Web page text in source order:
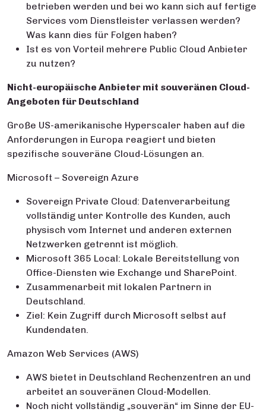
betrieben werden und bei wo kann sich auf fertige
Services vom Dienstleister verlassen werden?
Was kann dies für Folgen haben?
Ist es von Vorteil mehrere Public Cloud Anbieter
zu nutzen?
Nicht-europäische Anbieter mit souveränen Cloud-
Angeboten für Deutschland
Große US-amerikanische Hyperscaler haben auf die
Anforderungen in Europa reagiert und bieten
spezifische souveräne Cloud-Lösungen an.
Microsoft – Sovereign Azure
Sovereign Private Cloud: Datenverarbeitung
vollständig unter Kontrolle des Kunden, auch
physisch vom Internet und anderen externen
Netzwerken getrennt ist möglich.
Microsoft 365 Local: Lokale Bereitstellung von
Office-Diensten wie Exchange und SharePoint.
Zusammenarbeit mit lokalen Partnern in
Deutschland.
Ziel: Kein Zugriff durch Microsoft selbst auf
Kundendaten.
Amazon Web Services (AWS)
AWS bietet in Deutschland Rechenzentren an und
arbeitet an souveränen Cloud-Modellen.
Noch nicht vollständig „souverän“ im Sinne der EU-